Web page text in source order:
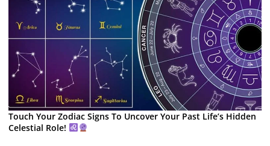
Touch Your Zodiac Signs To Uncover Your Past Life’s Hidden
Celestial Role!